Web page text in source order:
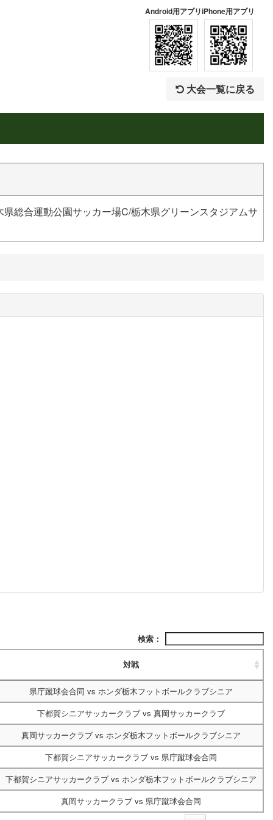
Android用アプリiPhone用アプリ
大会一覧に戻る
総合運動公園サッカー場C/栃木県グリーンスタジアムサ
検索：
対戦
県庁蹴球会合同 vs ホンダ栃木フットボールクラブシニア
下都賀シニアサッカークラブ vs 真岡サッカークラブ
真岡サッカークラブ vs ホンダ栃木フットボールクラブシニア
下都賀シニアサッカークラブ vs 県庁蹴球会合同
下都賀シニアサッカークラブ vs ホンダ栃木フットボールクラブシニア
真岡サッカークラブ vs 県庁蹴球会合同